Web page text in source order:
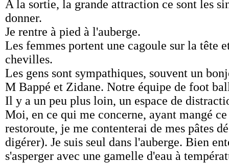
A la sortie, la grande attraction ce sont les
donner.
Je rentre à pied à l'auberge.
Les femmes portent une cagoule sur la tête
chevilles.
Les gens sont sympathiques, souvent un
M Bappé et Zidane. Notre équipe de foot
Il y a un peu plus loin, un espace de
Moi, en ce qui me concerne, ayant mangé
restoroute, je me contenterai de mes pâtes
digérer). Je suis seul dans l'auberge. Bien
s'asperger avec une gamelle d'eau à